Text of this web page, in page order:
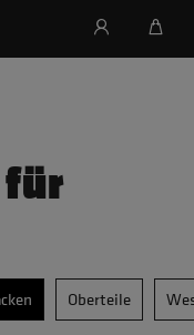
Oberteile